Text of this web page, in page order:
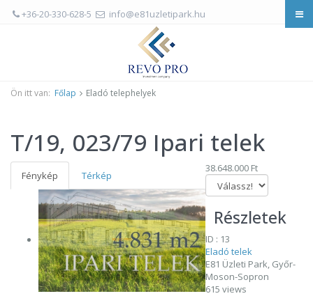
+36-20-330-628-5 info@e81uzletipark.hu
Ön itt van: Főlap Eladó telephelyek
T/19, 023/79 Ipari telek
Fénykép Térkép
38.648.000 Ft
Részletek
ID : 13
Eladó telek
E81 Üzleti Park, Győr-
Moson-Sopron
615 views